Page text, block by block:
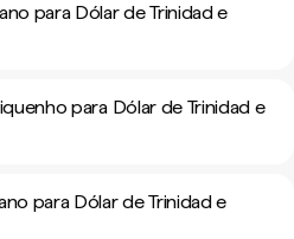
para Dólar de Trinidad e
para Dólar de Trinidad e
para Dólar de Trinidad e